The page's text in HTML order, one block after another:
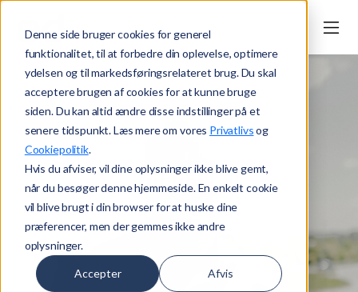
Denne side bruger cookies for generel
funktionalitet, til at forbedre din oplevelse, optimere
ydelsen og til markedsføringsrelateret brug. Du skal
acceptere brugen af cookies for at kunne bruge
siden. Du kan altid ændre disse indstillinger på et
senere tidspunkt. Læs mere om vores Privatlivsog
Cookiepolitik.
Hvis du afviser, vil dine oplysninger ikke blive gemt,
når du besøger denne hjemmeside. En enkelt cookie
vil blive brugt i din browser for at huske dine
præferencer, men der gemmes ikke andre
oplysninger.
Accepter Afvis
IT Life cycle management
specialist/ leasingrådgiver
Specialister